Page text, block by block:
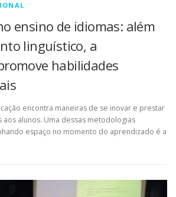
ensino de idiomas: além
linguístico, a
habilidades
encontra maneiras de se inovar e prestar
aos alunos. Uma dessas metodologias
espaço no momento do aprendizado é a